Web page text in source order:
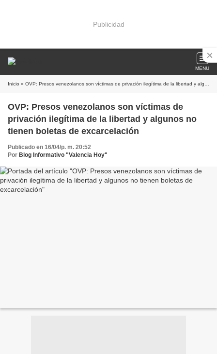
Publicidad
MENU
Inicio » OVP: Presos venezolanos son víctimas de privación ilegítima de la libertad y algunos no tienen boletas de excarcelación
OVP: Presos venezolanos son víctimas de
privación ilegítima de la libertad y algunos no
tienen boletas de excarcelación
Publicado en 16/04/p. m. 20:52
Por Blog Informativo "Valencia Hoy"